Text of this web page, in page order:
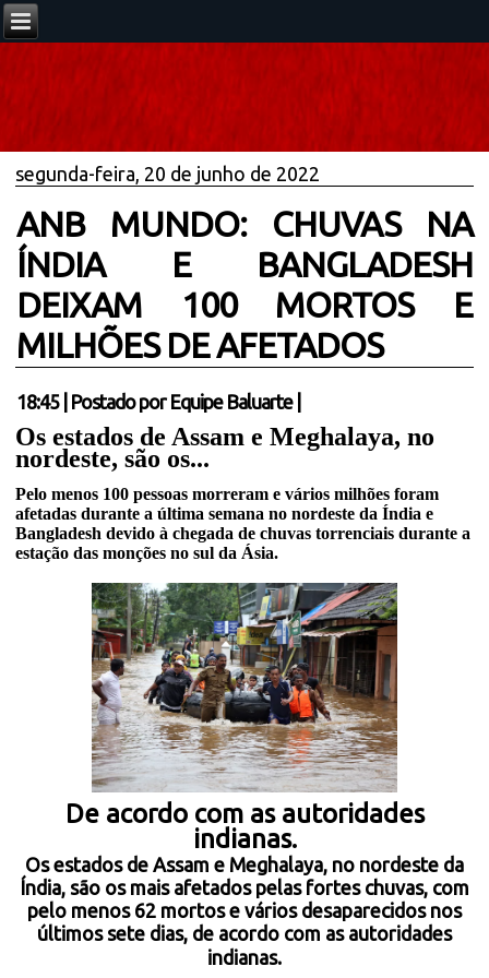
segunda-feira, 20 de junho de 2022
ANB MUNDO: CHUVAS NA
ÍNDIA E BANGLADESH
DEIXAM 100 MORTOS E
MILHÕES DE AFETADOS
18:45| Postado por Equipe Baluarte
Os estados de Assam e Meghalaya, no
nordeste, são os...
Pelo menos 100 pessoas morreram e vários milhões foram
afetadas durante a última semana no nordeste da Índia e
Bangladesh devido à chegada de chuvas torrenciais durante a
estação das monções no sul da Ásia.
De acordo com as autoridades
indianas.
Os estados de Assam e Meghalaya, no nordeste da
Índia, são os mais afetados pelas fortes chuvas, com
pelo menos 62 mortos e vários desaparecidos nos
últimos sete dias, de acordo com as autoridades
indianas.